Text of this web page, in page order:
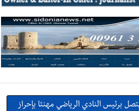
برئيس النادي الرياضي مهنئا بإحراز